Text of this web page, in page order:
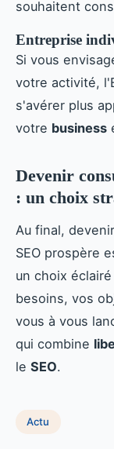
souhaitent
Entreprise
Si vous
votre activité,
s'avérer plus
votre business
Devenir
: un choix
Au final,
SEO prospère
un choix
besoins, vos
vous à vous
qui combine
le SEO.
Actu